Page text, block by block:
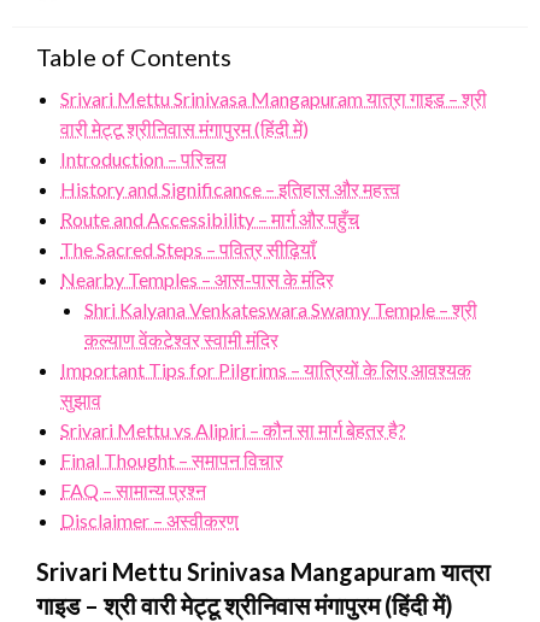
Table of Contents
Srivari Mettu Srinivasa Mangapuram यात्रा गाइड – श्री
वारी मेट्टू श्रीनिवास मंगापुरम (हिंदी में)
Introduction – परिचय
History and Significance – इतिहास और महत्त्व
Route and Accessibility – मार्ग और पहुँच
The Sacred Steps – पवित्र सीढ़ियाँ
Nearby Temples – आस-पास के मंदिर
Shri Kalyana Venkateswara Swamy Temple – श्री
कल्याण वेंकटेश्वर स्वामी मंदिर
Important Tips for Pilgrims – यात्रियों के लिए आवश्यक
सुझाव
Srivari Mettu vs Alipiri – कौन सा मार्ग बेहतर है?
Final Thought – समापन विचार
FAQ – सामान्य प्रश्न
Disclaimer – अस्वीकरण
Srivari Mettu Srinivasa Mangapuram यात्रा
गाइड – श्री वारी मेट्टू श्रीनिवास मंगापुरम (हिंदी में)